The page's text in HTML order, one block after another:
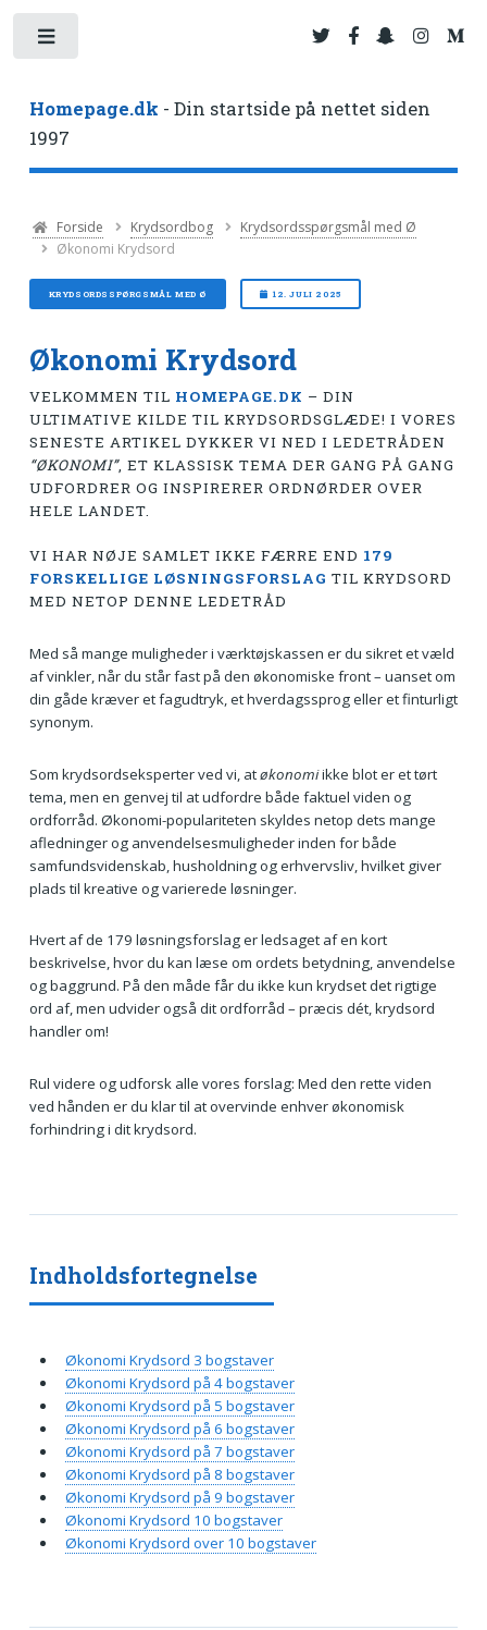
Homepage.dk - Din startside på nettet siden
1997
Forside Krydsordbog
Krydsordsspørgsmål med Ø
Økonomi Krydsord
KRYDSORDSSPØRGSMÅL MED Ø 12. JULI 2025
Økonomi Krydsord
VELKOMMEN TIL HOMEPAGE.DK – DIN
ULTIMATIVE KILDE TIL KRYDSORDSGLÆDE! I VORES
SENESTE ARTIKEL DYKKER VI NED I LEDETRÅDEN
“ØKONOMI”, ET KLASSISK TEMA DER GANG PÅ GANG
UDFORDRER OG INSPIRERER ORDNØRDER OVER
HELE LANDET.
VI HAR NØJE SAMLET IKKE FÆRRE END 179
FORSKELLIGE LØSNINGSFORSLAG TIL KRYDSORD
MED NETOP DENNE LEDETRÅD
Med så mange muligheder i værktøjskassen er du sikret et væld
af vinkler, når du står fast på den økonomiske front – uanset om
din gåde kræver et fagudtryk, et hverdagssprog eller et finturligt
synonym.
Som krydsordseksperter ved vi, atøkonomiikke blot er et tørt
tema, men en genvej til at udfordre både faktuel viden og
ordforråd. Økonomi-populariteten skyldes netop dets mange
afledninger og anvendelsesmuligheder inden for både
samfundsvidenskab, husholdning og erhvervsliv, hvilket giver
plads til kreative og varierede løsninger.
Hvert af de 179 løsningsforslag er ledsaget af en kort
beskrivelse, hvor du kan læse om ordets betydning, anvendelse
og baggrund. På den måde får du ikke kun krydset det rigtige
ord af, men udvider også dit ordforråd – præcis dét, krydsord
handler om!
Rul videre og udforsk alle vores forslag: Med den rette viden
ved hånden er du klar til at overvinde enhver økonomisk
forhindring i dit krydsord.
Indholdsfortegnelse
Økonomi Krydsord 3 bogstaver
Økonomi Krydsord på 4 bogstaver
Økonomi Krydsord på 5 bogstaver
Økonomi Krydsord på 6 bogstaver
Økonomi Krydsord på 7 bogstaver
Økonomi Krydsord på 8 bogstaver
Økonomi Krydsord på 9 bogstaver
Økonomi Krydsord 10 bogstaver
Økonomi Krydsord over 10 bogstaver